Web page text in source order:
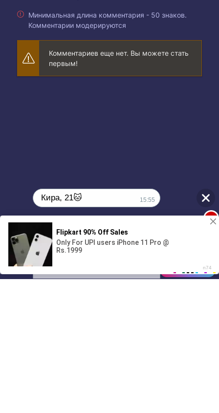
Минимальная длина комментария - 50 знаков.
Комментарии модерируются
Комментариев еще нет. Вы можете стать
первым!
01/07
00:00
Кира, 21🐱 15:55
Поиграешь со мной? 💖🐾
1